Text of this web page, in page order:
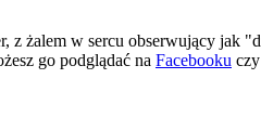
żalem w sercu obserwujący jak
go podglądać na Facebooku czy